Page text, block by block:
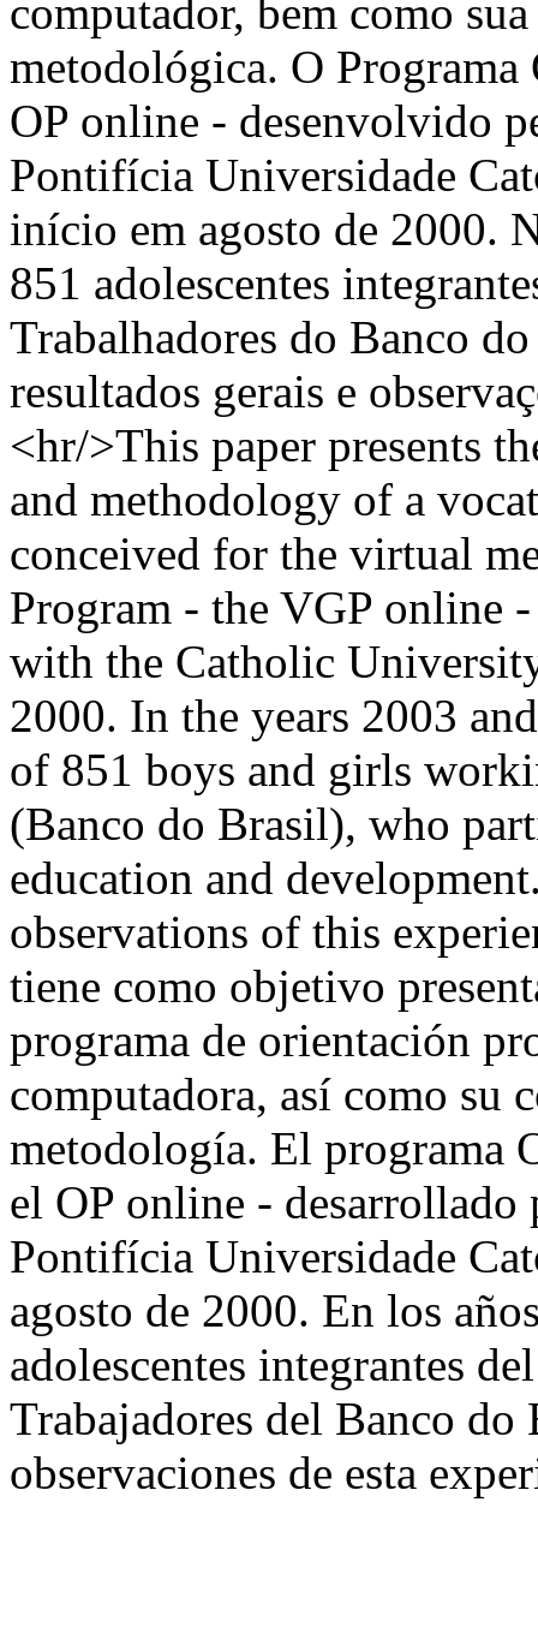
computador, bem como
metodológica. O
OP online - desenvolvido
Pontifícia Universidade
início em agosto de 2000.
851 adolescentes
Trabalhadores do Banco
resultados gerais e
<hr/>This paper presents
and methodology of a
conceived for the virtual
Program - the VGP online
with the Catholic
2000. In the years 2003
of 851 boys and girls
(Banco do Brasil), who
education and
observations of this
tiene como objetivo
programa de orientación
computadora, así como su
metodología. El programa
el OP online - desarrollado
Pontifícia Universidade
agosto de 2000. En los
adolescentes integrantes
Trabajadores del Banco
observaciones de esta